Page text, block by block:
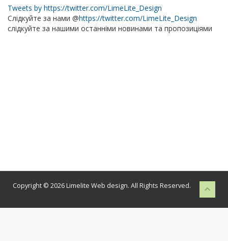
Tweets by https://twitter.com/LimeLite_Design
Слідкуйте за нами @https://twitter.com/LimeLite_Design
слідкуйте за нашими останніми новинами та пропозиціями
Copyright © 2026 Limelite Web design. All Rights Reserved.